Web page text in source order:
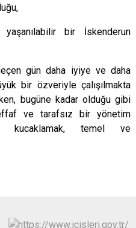
bir İskenderun
gün daha iyiye ve daha
bir özveriyle çalışılmakta
bugüne kadar olduğu gibi
ve tarafsız bir yönetim
kucaklamak, temel ve